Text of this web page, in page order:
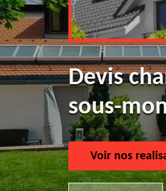
Devis
sous-
Voir nos